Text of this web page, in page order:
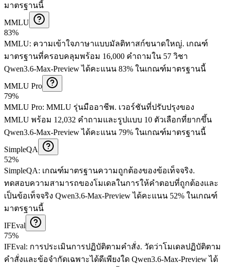
มาตรฐานนี้
MMLU
83%
MMLU: ความเข้าใจภาษาแบบมัลติทาสก์ขนาดใหญ่. เกณฑ์
มาตรฐานที่ครอบคลุมพร้อม 16,000 คำถามใน 57 วิชา
Qwen3.6-Max-Preview ได้คะแนน 83% ในเกณฑ์มาตรฐานนี้
MMLU Pro
79%
MMLU Pro: MMLU รุ่นมืออาชีพ. เวอร์ชันที่ปรับปรุงของ
MMLU พร้อม 12,032 คำถามและรูปแบบ 10 ตัวเลือกที่ยากขึ้น
Qwen3.6-Max-Preview ได้คะแนน 79% ในเกณฑ์มาตรฐานนี้
SimpleQA
52%
SimpleQA: เกณฑ์มาตรฐานความถูกต้องของข้อเท็จจริง.
ทดสอบความสามารถของโมเดลในการให้คำตอบที่ถูกต้องและ
เป็นข้อเท็จจริง Qwen3.6-Max-Preview ได้คะแนน 52% ในเกณฑ์
มาตรฐานนี้
IFEval
75%
IFEval: การประเมินการปฏิบัติตามคำสั่ง. วัดว่าโมเดลปฏิบัติตาม
คำสั่งและข้อจำกัดเฉพาะได้ดีเพียงใด Qwen3.6-Max-Preview ได้